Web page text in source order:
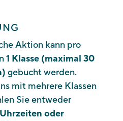
Aktion kann pro
1 Klasse (maximal 30
gebucht werden.
mit mehrere Klassen
Sie entweder
oder